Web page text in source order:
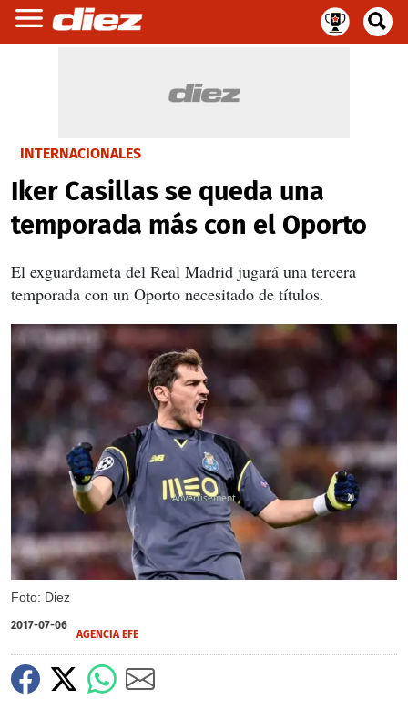
INTERNACIONALES
Iker Casillas se queda una
temporada más con el Oporto
El exguardameta del Real Madrid jugará una tercera
temporada con un Oporto necesitado de títulos.
Foto: Diez
X
2017-07-06
AGENCIA EFE